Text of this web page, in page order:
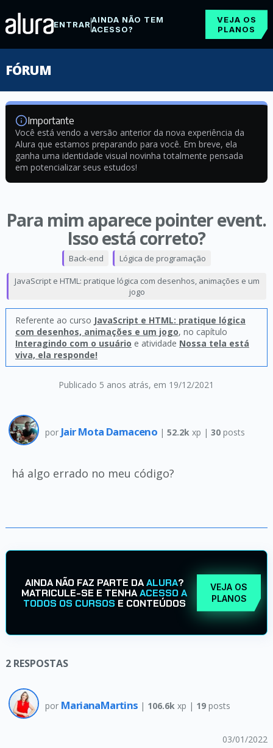
ENTRARAINDA NÃO TEM
ACESSO?
VEJA OS
PLANOS
FÓRUM
Importante
Você está vendo a versão anterior da nova experiência da
Alura que estamos preparando para você. Em breve, ela
ganha uma identidade visual novinha totalmente pensada
em potencializar seus estudos!
Para mim aparece pointer event.
Isso está correto?
Publicado 5 anos atrás, em 19/12/2021
Back-end Lógica de programação
JavaScript e HTML: pratique lógica com desenhos, animações e um
jogo
Referente ao curso JavaScript e HTML: pratique lógica
com desenhos, animações e um jogo, no capítulo
Interagindo com o usuário e atividade Nossa tela está
viva, ela responde!
por Jair Mota Damaceno | 52.2k xp | 30posts
há algo errado no meu código?
AINDA NÃO FAZ PARTE DAALURA?
MATRICULE-SE E TENHAACESSO A
TODOS OS CURSOS E CONTEÚDOS
VEJA OS
PLANOS
2 RESPOSTAS
por MarianaMartins | 106.6k xp | 19posts
03/01/2022